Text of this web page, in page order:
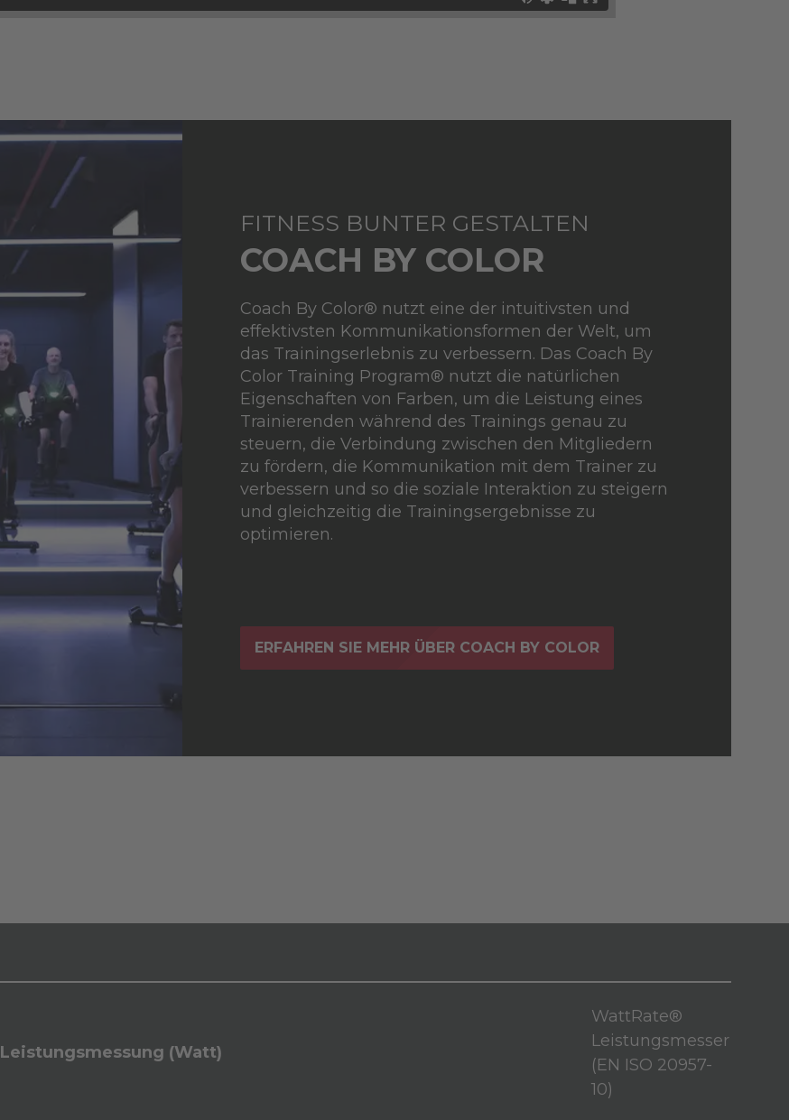
FITNESS BUNTER GESTALTEN
COACH BY COLOR
Coach By Color® nutzt eine der intuitivsten und
effektivsten Kommunikationsformen der Welt, um
das Trainingserlebnis zu verbessern. Das Coach By
Color Training Program® nutzt die natürlichen
Eigenschaften von Farben, um die Leistung eines
Trainierenden während des Trainings genau zu
steuern, die Verbindung zwischen den Mitgliedern
zu fördern, die Kommunikation mit dem Trainer zu
verbessern und so die soziale Interaktion zu steigern
und gleichzeitig die Trainingsergebnisse zu
optimieren.
ERFAHREN SIE MEHR ÜBER COACH BY COLOR
Leistungsmessung (Watt)
WattRate®
Leistungsmesser
(EN ISO 20957-
10)